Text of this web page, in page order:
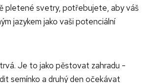
pletené svetry, potřebujete, aby váš
jazykem jako vaši potenciální
Je to jako pěstovat zahradu -
semínko a druhý den očekávat